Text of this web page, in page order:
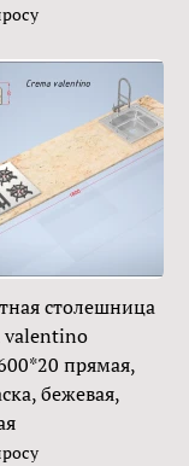
столешница
valentino
прямая,
бежевая,